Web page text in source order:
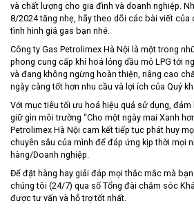
và chất lượng cho gia đình và doanh nghiệp.
8/2024 tăng nhẹ, hãy theo dõi các bài viết
tình hình giá gas bạn nhé.
Công ty Gas Petrolimex Hà Nội là một trong
phong cung cấp khí hoá lỏng dầu mỏ LPG tới
và đang không ngừng hoàn thiện, nâng cao
ngày càng tốt hơn nhu cầu và lợi ích của Quý
Với mục tiêu tối ưu hoá hiệu quả sử dụng,
giữ gìn môi trường “Cho một ngày mai Xanh
Petrolimex Hà Nội cam kết tiếp tục phát huy
chuyên sâu của mình để đáp ứng kịp thời mọi
hàng/Doanh nghiệp.
Để đặt hàng hay giải đáp mọi thắc mắc mà
chúng tôi (24/7) qua số Tổng đài chăm sóc
được tư vấn và hỗ trợ tốt nhất.